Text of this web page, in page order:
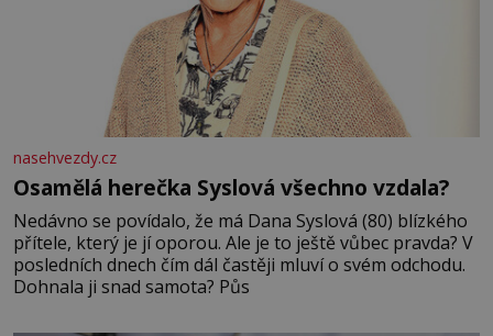
nasehvezdy.cz
Osamělá herečka Syslová všechno vzdala?
Nedávno se povídalo, že má Dana Syslová (80) blízkého
přítele, který je jí oporou. Ale je to ještě vůbec pravda? V
posledních dnech čím dál častěji mluví o svém odchodu.
Dohnala ji snad samota? Půs